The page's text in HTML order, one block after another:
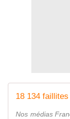
Nos médias